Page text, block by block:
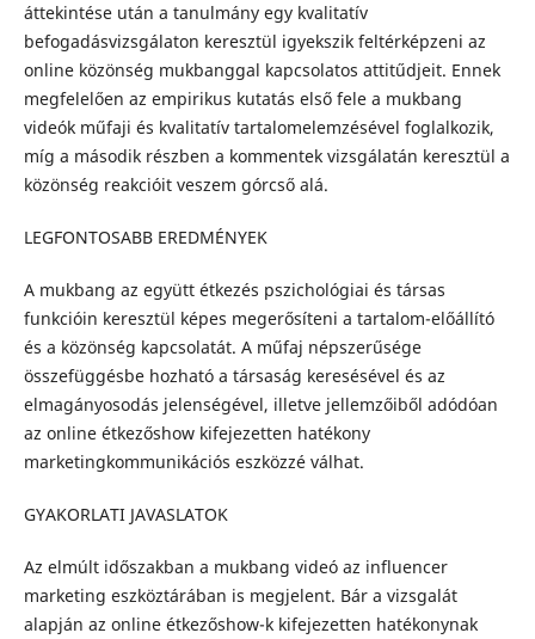
áttekintése után a tanulmány egy kvalitatív
befogadásvizsgálaton keresztül igyekszik feltérképzeni az
online közönség mukbanggal kapcsolatos attitűdjeit. Ennek
megfelelően az empirikus kutatás első fele a mukbang
videók műfaji és kvalitatív tartalomelemzésével foglalkozik,
míg a második részben a kommentek vizsgálatán keresztül a
közönség reakcióit veszem górcső alá.
LEGFONTOSABB EREDMÉNYEK
A mukbang az együtt étkezés pszichológiai és társas
funkcióin keresztül képes megerősíteni a tartalom-előállító
és a közönség kapcsolatát. A műfaj népszerűsége
összefüggésbe hozható a társaság keresésével és az
elmagányosodás jelenségével, illetve jellemzőiből adódóan
az online étkezőshow kifejezetten hatékony
marketingkommunikációs eszközzé válhat.
GYAKORLATI JAVASLATOK
Az elmúlt időszakban a mukbang videó az influencer
marketing eszköztárában is megjelent. Bár a vizsgalát
alapján az online étkezőshow-k kifejezetten hatékonynak